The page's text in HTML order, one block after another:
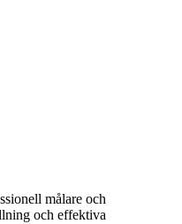
målare och
och effektiva